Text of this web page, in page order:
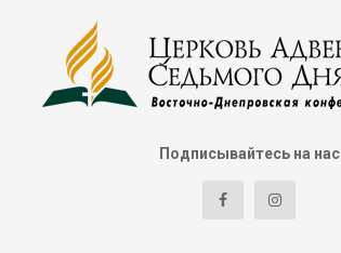
Подписывайтесь на нас